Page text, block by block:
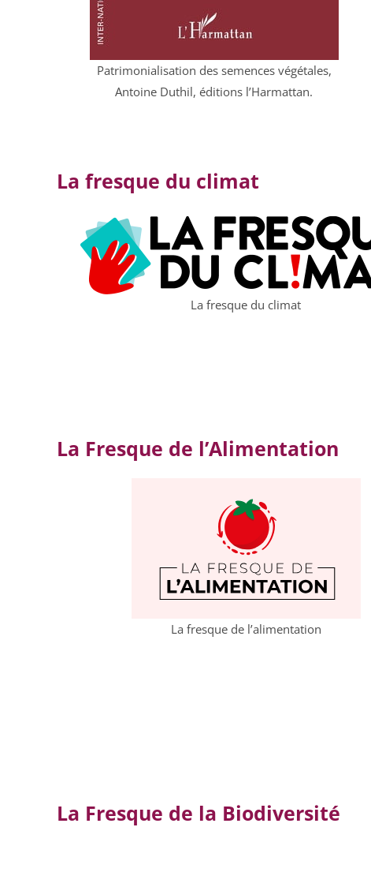
Patrimonialisation des semences végétales,
Antoine Duthil, éditions l’Harmattan.
La fresque du climat
La fresque du climat
La Fresque de l’Alimentation
La fresque de l’alimentation
La Fresque de la Biodiversité